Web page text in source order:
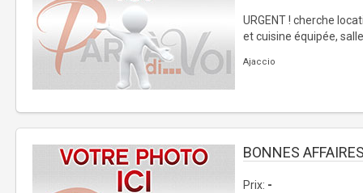
URGENT ! cherche
et cuisine équipée,
Ajaccio
BONNES
Prix: -